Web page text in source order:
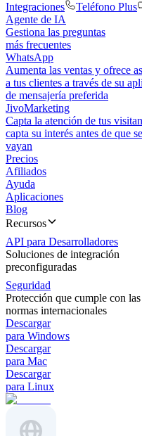
Integraciones
Teléfono Plus
Agente de IA
Gestiona las preguntas
más frecuentes
WhatsApp
Aumenta las ventas y ofrece
a tus clientes a través de su
de mensajería preferida
JivoMarketing
Capta la atención de tus
capta su interés antes de que se
vayan
Precios
Afiliados
Ayuda
Aplicaciones
Blog
Recursos
API para Desarrolladores
Soluciones de integración
preconfiguradas
Seguridad
Protección que cumple con las
normas internacionales
Descargar
para Windows
Descargar
para Mac
Descargar
para Linux